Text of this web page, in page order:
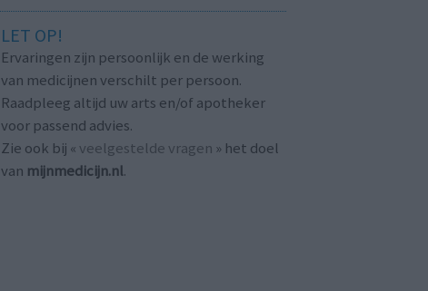
LET OP!
Ervaringen zijn persoonlijk en de werking
van medicijnen verschilt per persoon.
Raadpleeg altijd uw arts en/of apotheker
voor passend advies.
Zie ook bij « veelgestelde vragen » het doel
van mijnmedicijn.nl.